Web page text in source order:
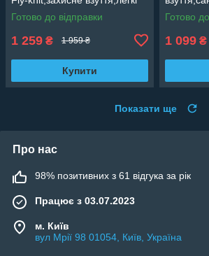
чоловічі кросівки Artmaster
Польща BTEX MF
Готово до відправки
1 259 ₴ 1 959 ₴
Купити
Готово
1 099 ₴
Показати ще
Про нас
98% позитивних з 61 відгука за рік
Працює з 03.07.2023
м. Київ
вул Мрії 98 01054, Київ, Україна